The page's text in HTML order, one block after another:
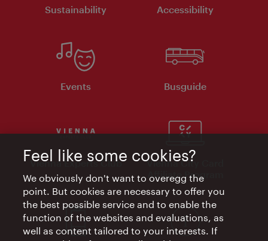
Sustainability Accessibility
Events Busguide
Vienna Experts Club
Vienna City Card
Affiliate Program
Feel like some cookies?
We obviously don't want to overegg the
point. But cookies are necessary to offer you
the best possible service and to enable the
function of the websites and evaluations, as
well as content tailored to your interests. If